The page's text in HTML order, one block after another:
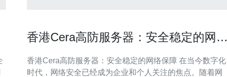
香港Cera高防服务器：安全稳定的网络
香港Cera高防服务器：安全稳定的网络保障 在当今数字化
时代，网络安全已经成为企业和个人关注的焦点。随着网